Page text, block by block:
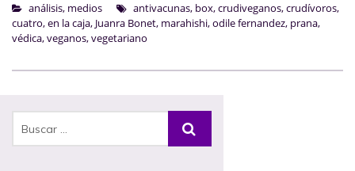
análisis, medios antivacunas, box,crudiveganos,crudívoros,
cuatro,en la caja, Juanra Bonet, marahishi,odile fernandez, prana,
védica,veganos,vegetariano